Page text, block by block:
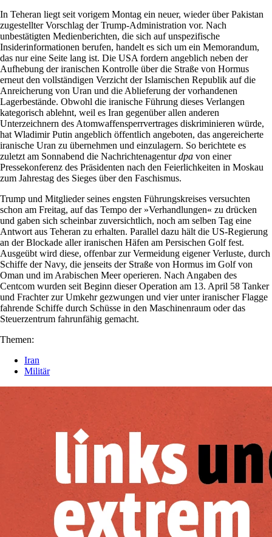
In Teheran liegt seit vorigem Montag ein neuer, wieder über Pakistan
zugestellter Vorschlag der Trump-Administration vor. Nach
unbestätigten Medienberichten, die sich auf unspezifische
Insiderinformationen berufen, handelt es sich um ein Memorandum,
das nur eine Seite lang ist. Die USA fordern angeblich neben der
Aufhebung der iranischen Kontrolle über die Straße von Hormus
erneut den vollständigen Verzicht der Islamischen Republik auf die
Anreicherung von Uran und die Ablieferung der vorhandenen
Lagerbestände. Obwohl die iranische Führung dieses Verlangen
kategorisch ablehnt, weil es Iran gegenüber allen anderen
Unterzeichnern des Atomwaffensperrvertrages diskriminieren würde,
hat Wladimir Putin angeblich öffentlich angeboten, das angereicherte
iranische Uran zu übernehmen und einzulagern. So berichtete es
zuletzt am Sonnabend die Nachrichtenagenturdpa von einer
Pressekonferenz des Präsidenten nach den Feierlichkeiten in Moskau
zum Jahrestag des Sieges über den Faschismus.
Trump und Mitglieder seines engsten Führungskreises versuchten
schon am Freitag, auf das Tempo der »Verhandlungen« zu drücken
und gaben sich scheinbar zuversichtlich, noch am selben Tag eine
Antwort aus Teheran zu erhalten. Parallel dazu hält die US-Regierung
an der Blockade aller iranischen Häfen am Persischen Golf fest.
Ausgeübt wird diese, offenbar zur Vermeidung eigener Verluste, durch
Schiffe der Navy, die jenseits der Straße von Hormus im Golf von
Oman und im Arabischen Meer operieren. Nach Angaben des
Centcom wurden seit Beginn dieser Operation am 13. April 58 Tanker
und Frachter zur Umkehr gezwungen und vier unter iranischer Flagge
fahrende Schiffe durch Schüsse in den Maschinenraum oder das
Steuerzentrum fahrunfähig gemacht.
Themen:
Iran
Militär